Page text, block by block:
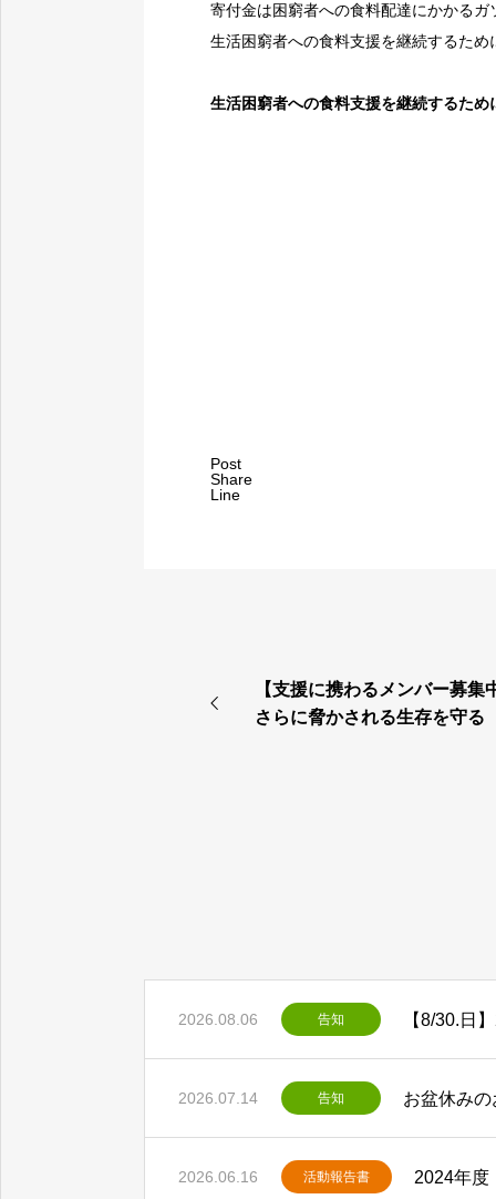
寄付金は困窮者への食料配達にかかる
生活困窮者への食料支援を継続するた
生活困窮者への食料支援を継続するた
Post
Share
Line
【支援に携わるメンバー募集
さらに脅かされる生存を守る
2026.08.06 告知
2026.07.14 告知 お盆休み
2026.06.16 活動報告書 2024年度